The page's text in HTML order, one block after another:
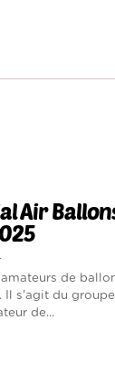
Air
de
Il s'agit du groupe
de...